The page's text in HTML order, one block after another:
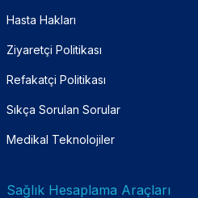
Hasta Hakları
Ziyaretçi Politikası
Refakatçi Politikası
Sıkça Sorulan Sorular
Medikal Teknolojiler
Sağlık Hesaplama Araçları